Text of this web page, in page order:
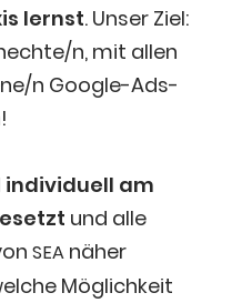
lernst. Unser Ziel:
n, mit allen
n Google-Ads-
indi­vi­du­ell am
und alle
SEAnäher
Mög­lich­keit